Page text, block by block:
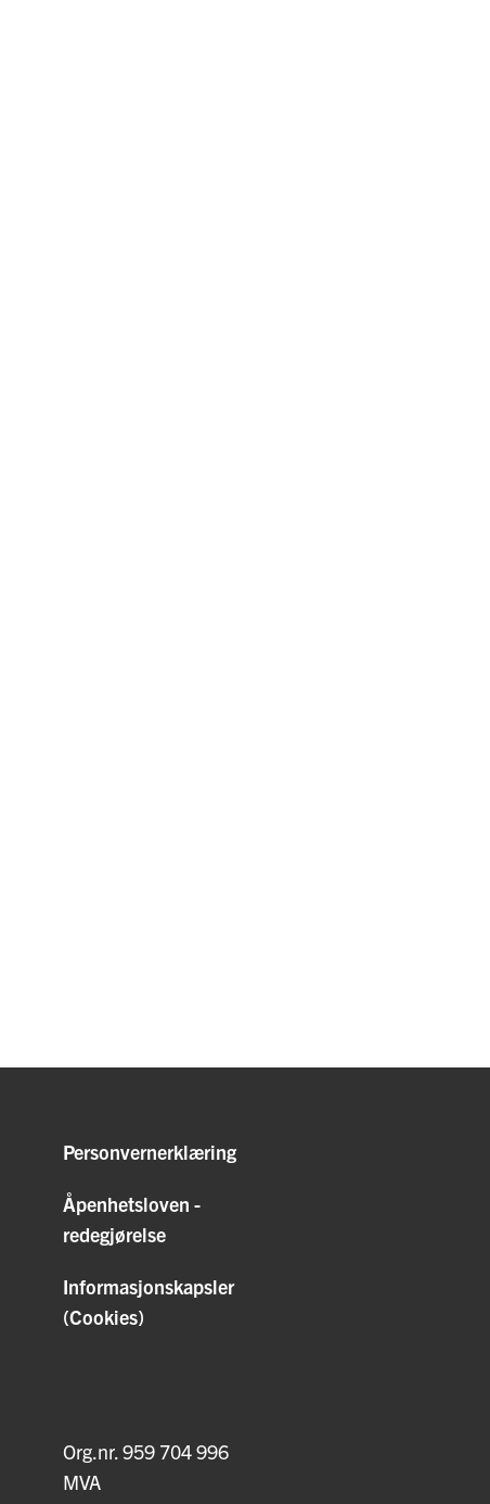
Personvernerklæring
Åpenhetsloven -
redegjørelse
Informasjonskapsler
(Cookies)
Org.nr. 959 704 996
MVA